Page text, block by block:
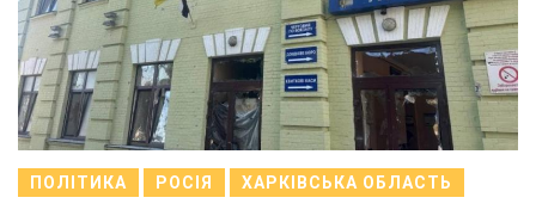
ПОЛІТИКА РОСІЯ ХАРКІВСЬКА ОБЛАСТЬ